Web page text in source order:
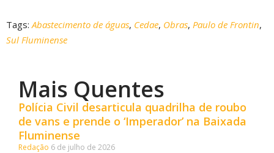
Tags: Abastecimento de águas, Cedae, Obras, Paulo de Frontin,
Sul Fluminense
Mais Quentes
Polícia Civil desarticula quadrilha de roubo
de vans e prende o ‘Imperador’ na Baixada
Fluminense
Redação 6 de julho de 2026